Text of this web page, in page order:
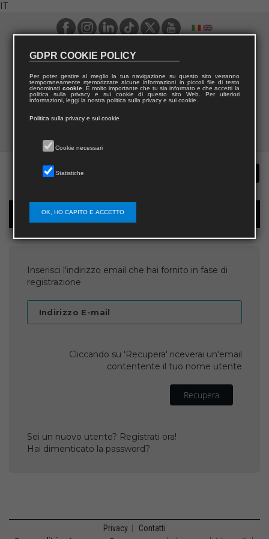
IT
Recupera username
Inserisci l'indirizzo email che hai fornito in fase di
registrazione
Indirizzo E-mail
Cliccando su 'Recupera' riceverai un'email
contentente il tuo nome utente
Recupera
Sei un nuovo utente? Registrati ora!
Hai dimenticato la password?
Privacy Contatti
GDPR COOKIE POLICY
Per poter gestire al meglio la tua navigazione su questo sito verranno
temporaneamente memorizzate alcune informazioni in piccoli file di testo
denominati cookie. È molto importante che tu sia informato e che accetti la
politica sulla privacy e sui cookie di questo sito Web. Per ulteriori
informazioni, leggi la nostra politica sulla privacy e sui cookie.
Politica sulla privacy e sui cookie
Cookie necessari
Statistiche
OK, HO CAPITO E ACCETTO